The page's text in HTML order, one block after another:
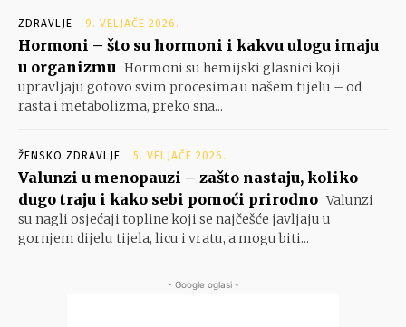
ZDRAVLJE 9. VELJAČE 2026.
Hormoni – što su hormoni i kakvu ulogu imaju
u organizmu Hormoni su hemijski glasnici koji
upravljaju gotovo svim procesima u našem tijelu – od
rasta i metabolizma, preko sna...
ŽENSKO ZDRAVLJE 5. VELJAČE 2026.
Valunzi u menopauzi – zašto nastaju, koliko
dugo traju i kako sebi pomoći prirodno Valunzi
su nagli osjećaji topline koji se najčešće javljaju u
gornjem dijelu tijela, licu i vratu, a mogu biti...
- Google oglasi -